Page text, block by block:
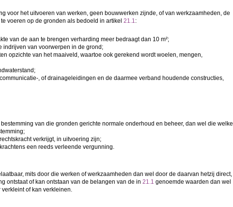
voor het uitvoeren van werken, geen bouwwerken zijnde, of van werkzaamheden, de
voeren op de gronden als bedoeld in artikel 21.1:
van de aan te brengen verharding meer bedraagt dan 10 m²;
indrijven van voorwerpen in de grond;
opzichte van het maaiveld, waartoe ook gerekend wordt woelen, mengen,
, of drainageleidingen en de daarmee verband houdende constructies,
van die gronden gerichte normale onderhoud en beheer, dan wel die welke
verkrijgt, in uitvoering zijn;
een reeds verleende vergunning.
mits door die werken of werkzaamheden dan wel door de daarvan hetzij direct,
ontstaat of kan ontstaan van de belangen van de in 21.1 genoemde waarden dan wel
of kan verkleinen.